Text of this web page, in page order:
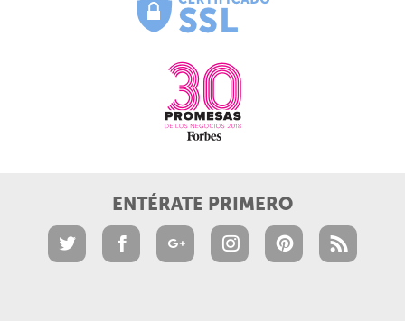
ENTÉRATE PRIMERO